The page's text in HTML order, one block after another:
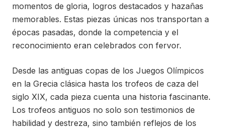
momentos de gloria, logros destacados y hazañas
memorables. Estas piezas únicas nos transportan a
épocas pasadas, donde la competencia y el
reconocimiento eran celebrados con fervor.
Desde las antiguas copas de los Juegos Olímpicos
en la Grecia clásica hasta los trofeos de caza del
siglo XIX, cada pieza cuenta una historia fascinante.
Los trofeos antiguos no solo son testimonios de
habilidad y destreza, sino también reflejos de los